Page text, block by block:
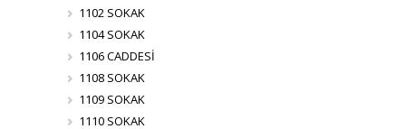
1102 SOKAK
1104 SOKAK
1106 CADDESİ
1108 SOKAK
1109 SOKAK
1110 SOKAK